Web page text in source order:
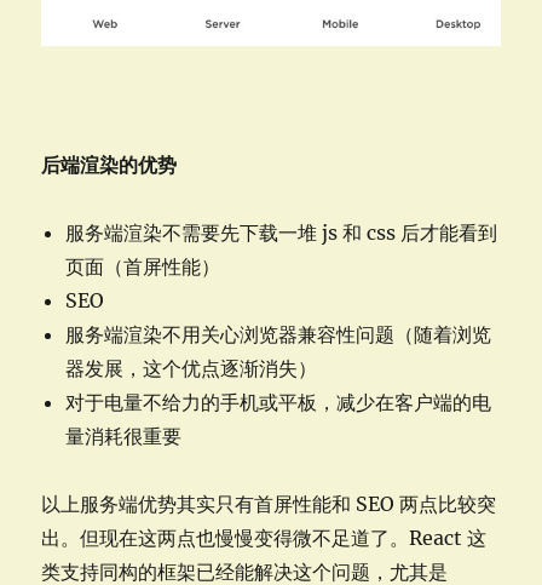
后端渲染的优势
服务端渲染不需要先下载一堆 js 和 css 后才能看到
页面（首屏性能）
SEO
服务端渲染不用关心浏览器兼容性问题（随着浏览
器发展，这个优点逐渐消失）
对于电量不给力的手机或平板，减少在客户端的电
量消耗很重要
以上服务端优势其实只有首屏性能和 SEO 两点比较突
出。但现在这两点也慢慢变得微不足道了。React 这
类支持同构的框架已经能解决这个问题，尤其是